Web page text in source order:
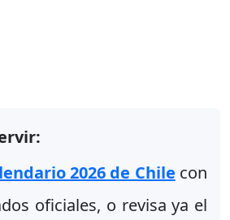
2026 de Chile con
oficiales, o revisa ya el